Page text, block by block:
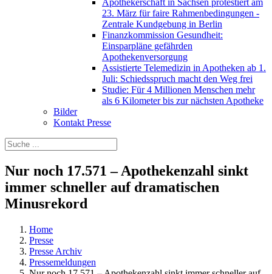
Apothekerschaft in Sachsen protestiert am
23. März für faire Rahmenbedingungen -
Zentrale Kundgebung in Berlin
Finanzkommission Gesundheit:
Einsparpläne gefährden
Apothekenversorgung
Assistierte Telemedizin in Apotheken ab 1.
Juli: Schiedsspruch macht den Weg frei
Studie: Für 4 Millionen Menschen mehr
als 6 Kilometer bis zur nächsten Apotheke
Bilder
Kontakt Presse
Nur noch 17.571 – Apothekenzahl sinkt
immer schneller auf dramatischen
Minusrekord
Home
Presse
Presse Archiv
Pressemeldungen